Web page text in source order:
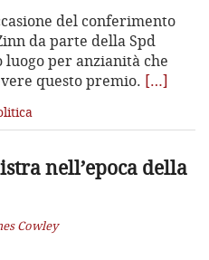
del conferimento
da parte della Spd
luogo per anzianità che
questo premio. […]
nell’epoca della
Cowley